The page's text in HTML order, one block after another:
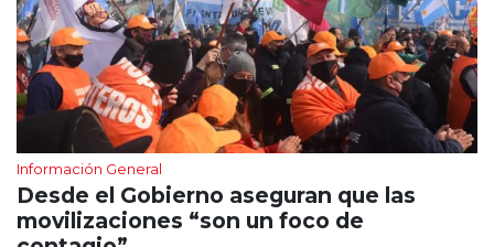
Información General
Desde el Gobierno aseguran que las
movilizaciones “son un foco de